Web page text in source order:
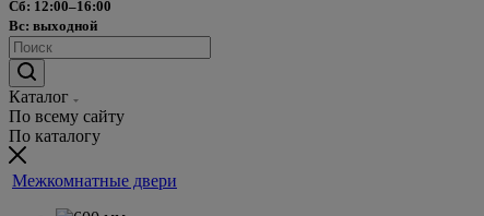
Сб: 12:00–16:00
Вс: выходной
Каталог
По всему сайту
По каталогу
Межкомнатные двери